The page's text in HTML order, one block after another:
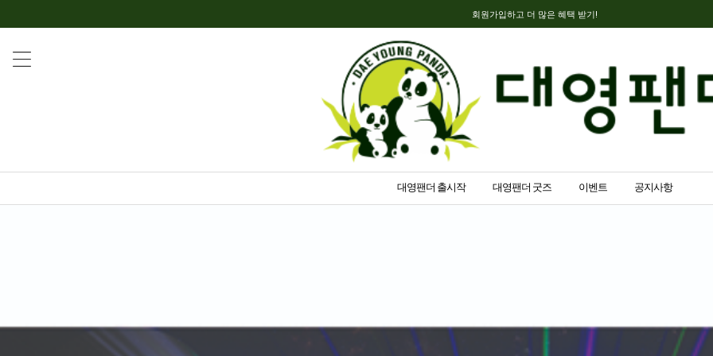
회원가입하고 더 많은 혜택 받기!
대영팬더 출시작 대영팬더 굿즈 이벤트 공지사항